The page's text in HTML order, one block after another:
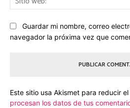
Guardar mi nombre, correo
navegador la próxima vez que
Este sitio usa Akismet para reducir el
procesan los datos de tus